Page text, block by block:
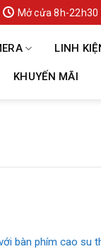
Mở cửa 8h-22h30
LINH
KHUYẾN MÃI
bàn phím cao su